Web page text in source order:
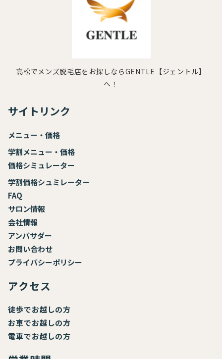
高松でメンズ脱毛店をお探しならGENTLE【ジェントル】
へ！
サイトリンク
メニュー・価格
学割メニュー・価格
価格シミュレーター
学割価格シュミレーター
FAQ
サロン情報
会社情報
アンバサダー
お問い合わせ
プライバシーポリシー
アクセス
徒歩でお越しの方
お車でお越しの方
電車でお越しの方